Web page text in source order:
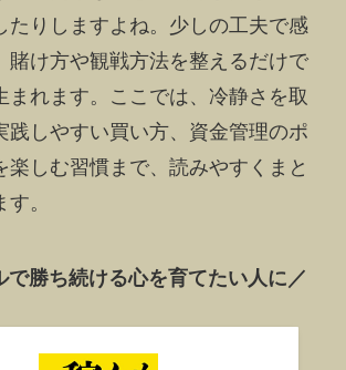
たりしますよね。少しの工夫で感
賭け方や観戦方法を整えるだけで
まれます。ここでは、冷静さを取
践しやすい買い方、資金管理のポ
楽しむ習慣まで、読みやすくまと
。
で勝ち続ける心を育てたい人に／